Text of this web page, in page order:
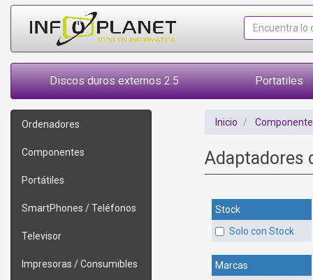
Discos duros externos 2.5 Portatiles
Ordenadores
Componentes
Portátiles
SmartPhones / Teléfonos
Televisor
Impresoras / Consumibles
Inicio
Adaptadores
Stock
Solo con Stock
Marcas